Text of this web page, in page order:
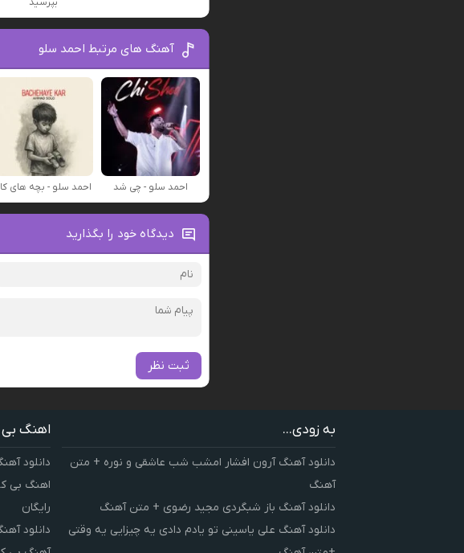
آهنگ های مرتبط احمد سلو
احمد سلو - چی شد احمد سلو - بچه های
دیدگاه خود را بگذارید
ثبت نظر
به زودی...
دانلود آهنگ آرون افشار امشب شب عاشقی و نوره + متن
آهنگ
دانلود آهنگ باز شبگردی مجید رضوی + متن آهنگ
دانلود آهنگ علی یاسینی تو یادم دادی یه چیزایی یه وقتی
اهنگ بی
دانلود
اهنگ بی
رایگان
دانلود